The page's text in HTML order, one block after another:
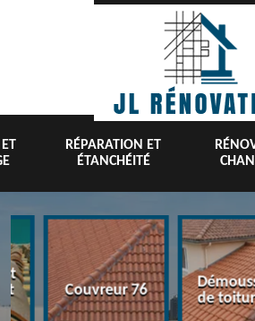
RÉPARATION ET
ÉTANCHÉITÉ
Couvreur 76
de